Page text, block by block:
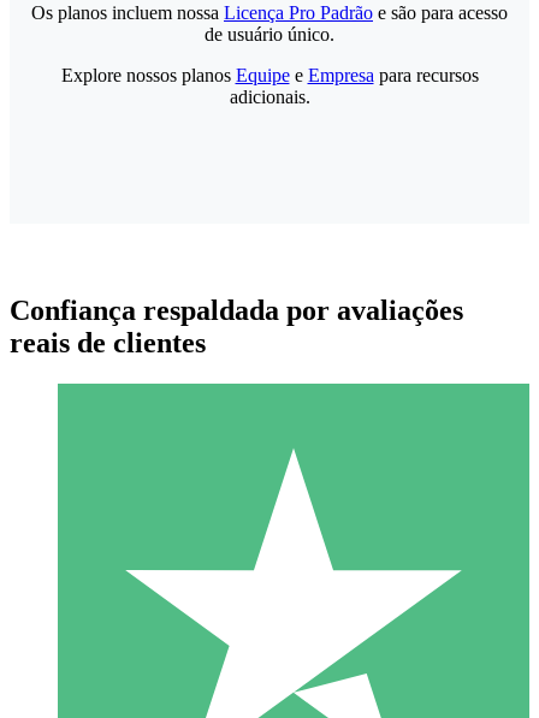
Pacotes de Créditos Individuais
Pague conforme o uso com créditos de download. Sem
1000
Os planos incluem nossa Licença Pro Padrão e são para acesso
de usuário único.
Explore nossos planos Equipee Empresa para recursos
adicionais.
Confiança respaldada por avaliações
reais de clientes